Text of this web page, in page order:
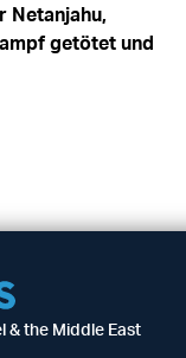
Netanjahu,
getötet und
& the Middle East